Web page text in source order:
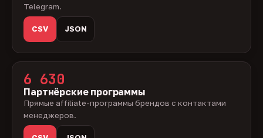
Telegram.
CSV JSON
6 630
Партнёрские программы
Прямые affiliate-программы брендов с контактами
менеджеров.